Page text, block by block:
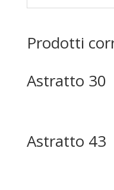
Prodotti
Astratto 30
Astratto 43